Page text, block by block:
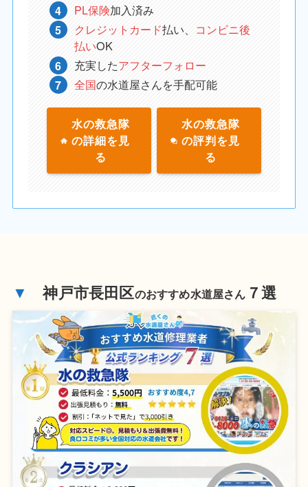
PL保険加入済み
クレジットカード払い、 コンビニ後
払いOK
充実したアフターフォロー
全国の水道屋さんを手配可能
水の救急隊
の詳細を見
る
水の救急隊
の評判を見
る
▼ 神戸市長田区のおすすめ水道屋さん ７選